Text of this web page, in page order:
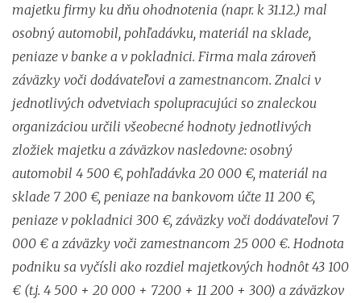
majetku firmy ku dňu ohodnotenia (napr. k 31.12.) mal
osobný automobil, pohľadávku, materiál na sklade,
peniaze v banke a v pokladnici. Firma mala zároveň
záväzky voči dodávateľovi a zamestnancom. Znalci v
jednotlivých odvetviach spolupracujúci so znaleckou
organizáciou určili všeobecné hodnoty jednotlivých
zložiek majetku a záväzkov nasledovne: osobný
automobil 4 500 €, pohľadávka 20 000 €, materiál na
sklade 7 200 €, peniaze na bankovom účte 11 200 €,
peniaze v pokladnici 300 €, záväzky voči dodávateľovi 7
000 € a záväzky voči zamestnancom 25 000 €. Hodnota
podniku sa vyčísli ako rozdiel majetkových hodnôt 43 100
€ (t.j. 4 500 + 20 000 + 7200 + 11 200 + 300) a záväzkov